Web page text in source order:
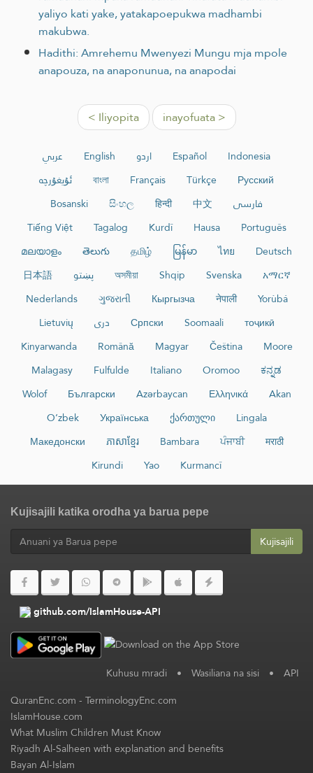
yaliyo kati yake, yatakapoepukwa madhambi
makubwa.
Hadithi: Amrehemu Mwenyezi Mungu mja mpole
anapouza, na anaponunua, na anapodai
< Iliyopita inayofuata >
عربي English اردو Español
Indonesia
ئۇيغۇرچە
বাংলা Français Türkçe
Русский
Bosanski
සිංහල हिन्दी 中文
فارسی
Tiếng Việt
Tagalog Kurdî Hausa
Português
മലയാളം
తెలుగు தமிழ் မြန်မာ ไทย
Deutsch
日本語
پښتو অসমীয়া Shqip Svenska
አማርኛ
Nederlands
ગુજરાતી Кыргызча नेपाली
Yorùbá
Lietuvių
دری Српски Soomaali
тоҷикӣ
Kinyarwanda
Română Magyar Čeština
Moore
Malagasy
Fulfulde Italiano Oromoo
ಕನ್ನಡ
Wolof
Български Azərbaycan Ελληνικά
Akan
O‘zbek
Українська ქართული
Lingala
Македонски
ភាសាខ្មែរ Bambara ਪੰਜਾਬੀ
मराठी
Kirundi
Yao Kurmancî
Kujisajili katika orodha ya barua pepe
Kujisajili
github.com/IslamHouse-API
Kuhusu mradi • Wasiliana na sisi • API
QuranEnc.com-TerminologyEnc.com
IslamHouse.com
What Muslim Children Must Know
Riyadh Al-Salheen with explanation and benefits
Bayan Al-Islam